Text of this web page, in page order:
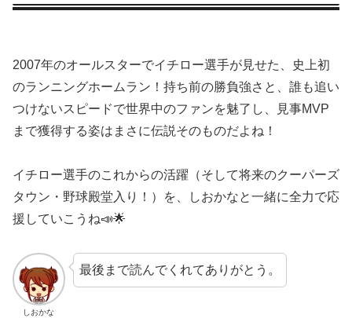
2007年のオールスターでイチロー選手が見せた、史上初
のランニングホームラン！持ち前の勝負強さと、誰も追い
つけないスピードで世界中のファンを魅了し、見事MVP
まで獲得する姿はまさに伝説そのものだよね！
イチロー選手のこれからの活躍（そして将来のクーパーズ
タウン・野球殿堂入り！）を、しおかなと一緒に全力で応
援していこうね📣🌟
しおかな
最後まで読んでくれてありがとう。